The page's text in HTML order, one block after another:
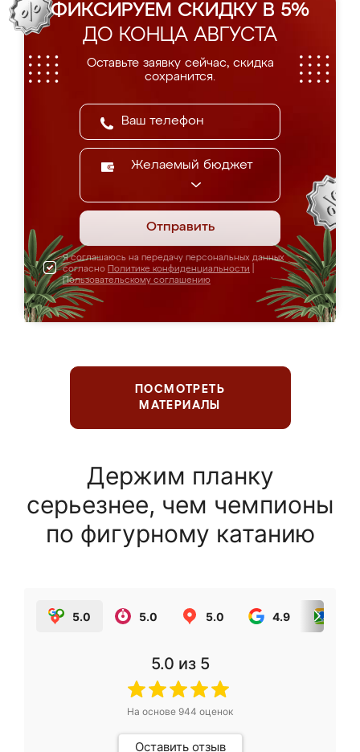
ФИКСИРУЕМ СКИДКУ В 5%
ДО КОНЦА АВГУСТА
Оставьте заявку сейчас, скидка
сохранится.
Желаемый бюджет
Отправить
Я соглашаюсь на передачу персональных данных
согласно Политике конфиденциальности
Пользовательскому соглашению
ПОСМОТРЕТЬ
МАТЕРИАЛЫ
Держим планку
серьезнее, чем чемпионы
по фигурному катанию
5.0 5.0 5.0 4.9
5.0 из 5
На основе 944 оценок
Оставить отзыв